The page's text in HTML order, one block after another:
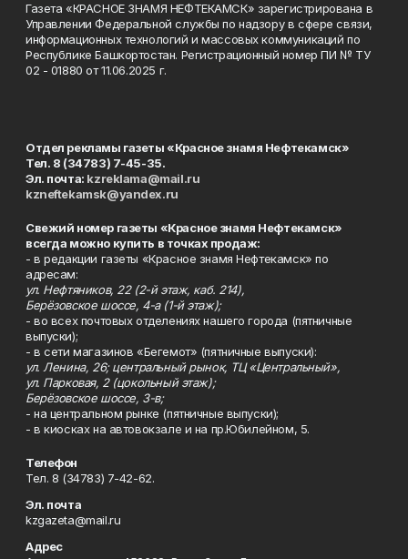
Газета «КРАСНОЕ ЗНАМЯ НЕФТЕКАМСК» зарегистрирована в
Управлении Федеральной службы по надзору в сфере связи,
информационных технологий и массовых коммуникаций по
Республике Башкортостан. Регистрационный номер ПИ № ТУ
02 - 01880 от 11.06.2025 г.
Отдел рекламы газеты «Красное знамя Нефтекамск»
Тел. 8 (34783) 7-45-35.
Эл. почта: kzreklama@mail.ru
kzneftekamsk@yandex.ru
Свежий номер газеты «Красное знамя Нефтекамск»
всегда можно купить в точках продаж:
- в редакции газеты «Красное знамя Нефтекамск» по
адресам:
ул. Нефтяников, 22 (2-й этаж, каб. 214),
Берёзовское шоссе, 4-а (1-й этаж);
- во всех почтовых отделениях нашего города (пятничные
выпуски);
- в сети магазинов «Бегемот» (пятничные выпуски):
ул. Ленина, 26; центральный рынок, ТЦ «Центральный»,
ул. Парковая, 2 (цокольный этаж);
Берёзовское шоссе, 3-в;
- на центральном рынке (пятничные выпуски);
- в киосках на автовокзале и на пр.Юбилейном, 5.
Телефон
Тел. 8 (34783) 7-42-62.
Эл. почта
kzgazeta@mail.ru
Адрес